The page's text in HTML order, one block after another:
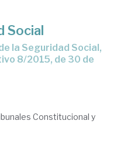
Social
8/2015, de 30 de
Constitucional y